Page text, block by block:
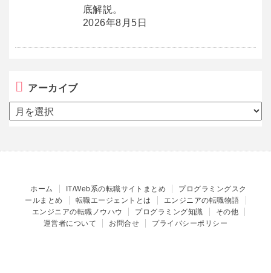
底解説。
2026年8月5日
アーカイブ
ア
ー
ホーム IT/Web系の転職サイトまとめ
プログラミングスク
ールまとめ
転職エージェントとは
エンジニアの転職物語
エンジニアの転職ノウハウ
プログラミング知識
その他
運営者について
お問合せ プライバシーポリシー